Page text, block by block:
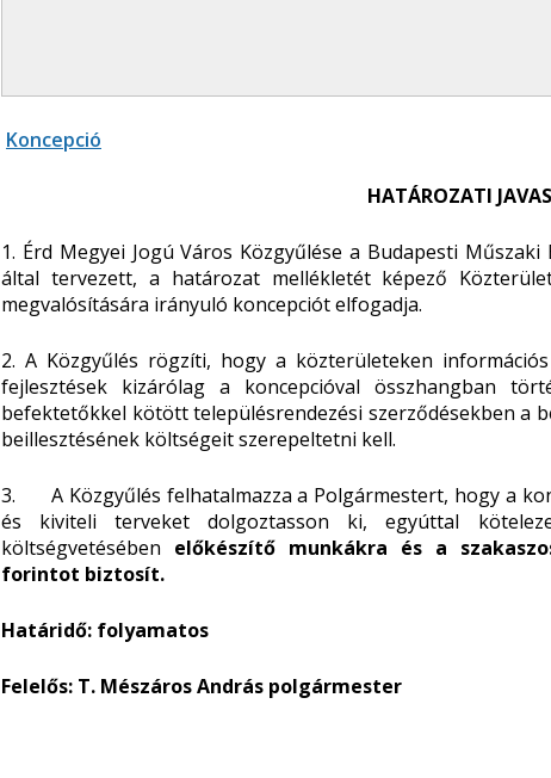
Koncepció
HATÁROZATI
1. Érd Megyei Jogú Város Közgyűlése a Budapesti
által tervezett, a határozat mellékletét képező
megvalósítására irányuló koncepciót elfogadja.
2. A Közgyűlés rögzíti, hogy a közterületeken
fejlesztések kizárólag a koncepcióval összhangban
befektetőkkel kötött településrendezési szerződésekben a
beillesztésének költségeit szerepeltetni kell.
3. A Közgyűlés felhatalmazza a Polgármestert, hogy a
és kiviteli terveket dolgoztasson ki, egyúttal
költségvetésében előkészítő munkákra és a
forintot biztosít.
Határidő: folyamatos
Felelős: T. Mészáros András polgármester